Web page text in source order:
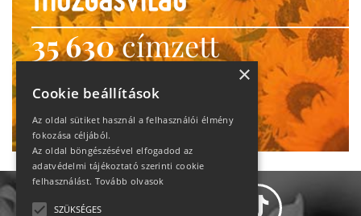
35 630címzett
heti motiváció
Ne maradj le!
×
Cookie beállítások
Az oldal sütiket használ a felhasználói élmény
fokozása céljából.
Az oldal böngészésével elfogadod az
adatvédelmi tájékoztató szerinti cookie
felhasználást. Tovább olvasok
SZÜKSÉGES